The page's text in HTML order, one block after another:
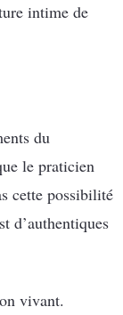
intime de
du
le praticien
cette possibilité
d’authentiques
vivant.